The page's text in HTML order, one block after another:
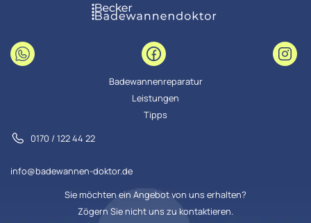
Badewannenreparatur
Leistungen
Tipps
0170 / 122 44 22
info@badewannen-doktor.de
Sie möchten ein Angebot von uns erhalten?
Zögern Sie nicht uns zu kontaktieren.